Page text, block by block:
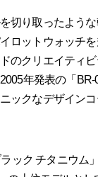
切り取ったよう
ロットウォッチ
のクリエイティ
年発表の「
ックなデザイン
ック チタニウム